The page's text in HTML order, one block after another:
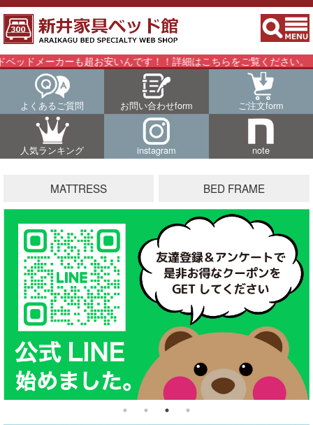
ーも超お安いんです！！詳細はこちらをご覧ください。
よくあるご質問 お問い合わせform ご注文form
人気ランキング instagram note
MATTRESS BED FRAME